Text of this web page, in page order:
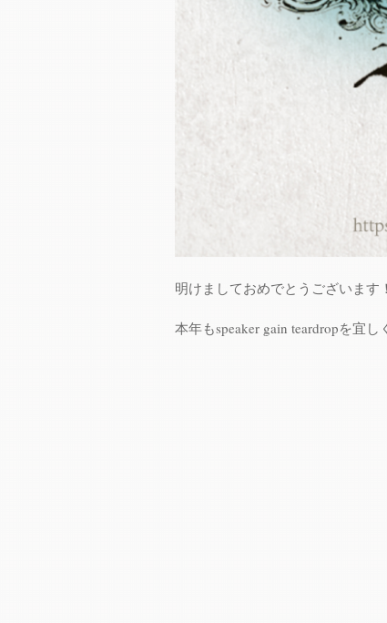
明けましておめでとうございます！
本年もspeaker gain teardropを宜し